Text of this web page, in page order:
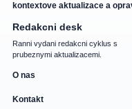
kontextove aktualizace a
Redakcni desk
Ranni vydani redakcni cyklus s
prubeznymi aktualizacemi.
O nas
Kontakt